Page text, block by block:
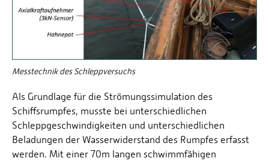
Messtechnik des Schleppversuchs
Als Grundlage für die Strömungssimulation des
Schiffsrumpfes, musste bei unterschiedlichen
Schleppgeschwindigkeiten und unterschiedlichen
Beladungen der Wasserwiderstand des Rumpfes erfasst
werden. Mit einer 70m langen schwimmfähigen